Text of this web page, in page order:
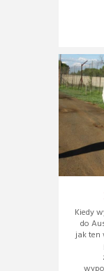
Kiedy
do
jak ten